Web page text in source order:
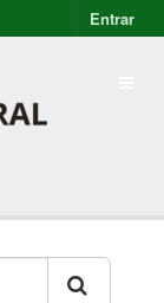
Entrar